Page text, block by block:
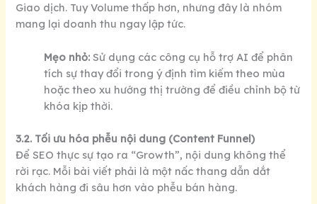
Giao dịch. Tuy Volume thấp hơn, nhưng đây là nhóm
mang lại doanh thu ngay lập tức.
Mẹo nhỏ: Sử dụng các công cụ hỗ trợ AI để phân
tích sự thay đổi trong ý định tìm kiếm theo mùa
hoặc theo xu hướng thị trường để điều chỉnh bộ từ
khóa kịp thời.
3.2. Tối ưu hóa phễu nội dung (Content Funnel)
Để SEO thực sự tạo ra “Growth”, nội dung không thể
rời rạc. Mỗi bài viết phải là một nấc thang dẫn dắt
khách hàng đi sâu hơn vào phễu bán hàng.